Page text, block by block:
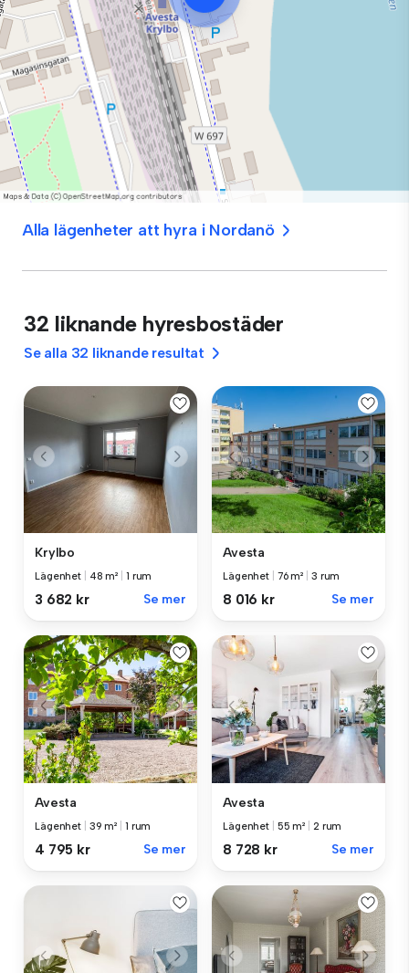
Alla lägenheter att hyra i Nordanö
32 liknande hyresbostäder
Se alla 32 liknande resultat
Krylbo
Lägenhet 48 m² 1 rum
3 682 kr Se mer
Avesta
Lägenhet 76 m² 3 rum
8 016 kr Se mer
Avesta
Lägenhet 39 m² 1 rum
4 795 kr Se mer
Avesta
Lägenhet 55 m² 2 rum
8 728 kr Se mer